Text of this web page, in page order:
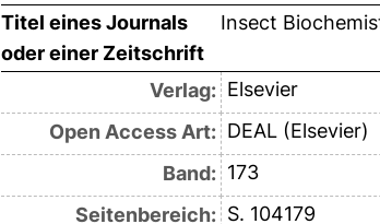
Titel eines Journals
oder einer Zeitschrift
Insect
Verlag: Elsevier
Open Access Art: DEAL (Elsevier)
Band: 173
Seitenbereich: S. 104179